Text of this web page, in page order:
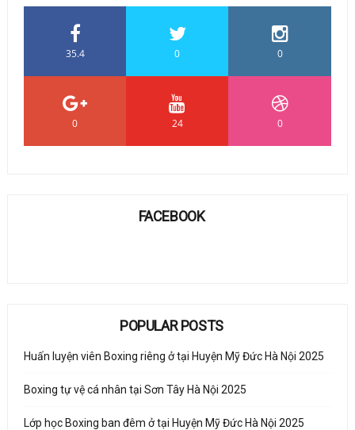
35.4 0 0
0 24 0
FACEBOOK
POPULAR POSTS
Huấn luyện viên Boxing riêng ở tại Huyện Mỹ Đức Hà Nội 2025
Boxing tự vệ cá nhân tại Sơn Tây Hà Nội 2025
Lớp học Boxing ban đêm ở tại Huyện Mỹ Đức Hà Nội 2025